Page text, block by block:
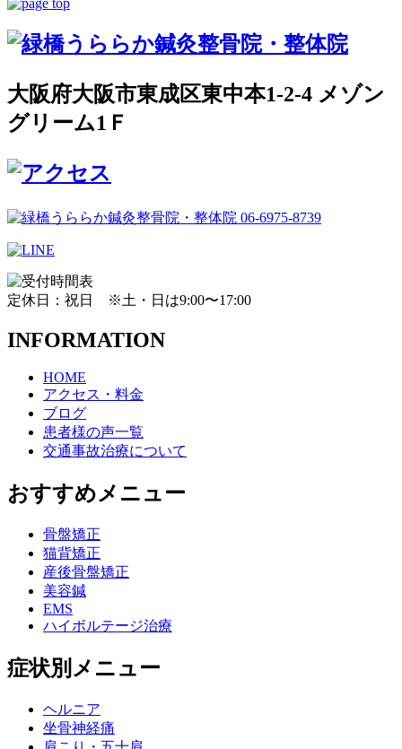
大阪府大阪市東成区東中本1-2-4 メゾン
グリーム1Ｆ
定休日：祝日 ※土・日は9:00〜17:00
INFORMATION
HOME
アクセス・料金
ブログ
患者様の声一覧
交通事故治療について
おすすめメニュー
骨盤矯正
猫背矯正
産後骨盤矯正
美容鍼
EMS
ハイボルテージ治療
症状別メニュー
ヘルニア
坐骨神経痛